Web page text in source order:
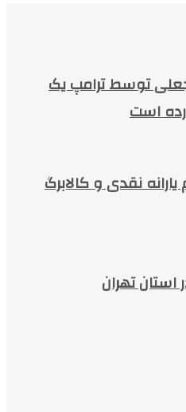
جعلی توسط ترامپ یک
است
نقدی و کالابرگ
استان تهران